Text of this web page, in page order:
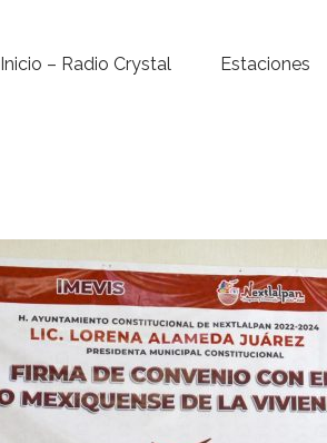
Inicio – Radio Crystal Estaciones
Noticias
Para ti
Contacto